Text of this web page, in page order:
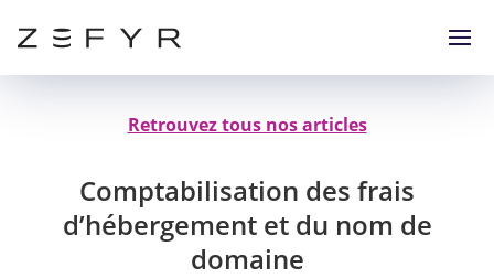
Retrouvez tous nos articles
Comptabilisation des frais
d’hébergement et du nom de
domaine